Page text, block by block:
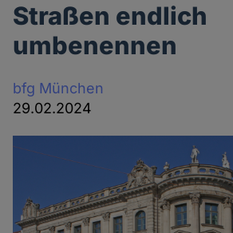
Straßen endlich
umbenennen
bfg München
29.02.2024